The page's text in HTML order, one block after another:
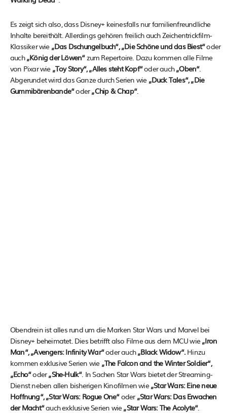
Es zeigt sich also, dass Disney+ keinesfalls nur familienfreundliche
Inhalte bereithält. Allerdings gehören freilich auch Zeichentrickfilm-
Klassiker wie „Das Dschungelbuch“, „Die Schöne und das Biest“oder
auch„König der Löwen“zum Repertoire. Dazu kommen alle Filme
von Pixar wie „Toy Story“, „Alles steht Kopf“oder auch„Oben“.
Abgerundet wird das Ganze durch Serien wie „Duck Tales“, „Die
Gummibärenbande“oder„Chip & Chap“.
Obendrein ist alles rund um die Marken Star Wars und Marvel bei
Disney+ beheimatet. Dies betrifft also Filme aus dem MCU wie„Iron
Man“, „Avengers: Infinity War“oder auch„Black Widow“.Hinzu
kommen exklusive Serien wie„The Falcon and the Winter Soldier“,
„Echo“oder„She-Hulk“. In Sachen Star Wars bietet der Streaming-
Dienst neben allen bisherigen Kinofilmen wie„Star Wars: Eine neue
Hoffnung“, „Star Wars: Rogue One“oder „Star Wars: Das Erwachen
der Macht“auch exklusive Serien wie„Star Wars: The Acolyte“.